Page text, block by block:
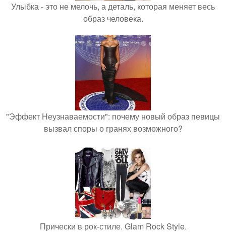
Улыбка - это не мелочь, а деталь, которая меняет весь
образ человека.
"Эффект Неузнаваемости": почему новый образ певицы
вызвал споры о гранях возможного?
Прически в рок-стиле. Glam Rock Style.